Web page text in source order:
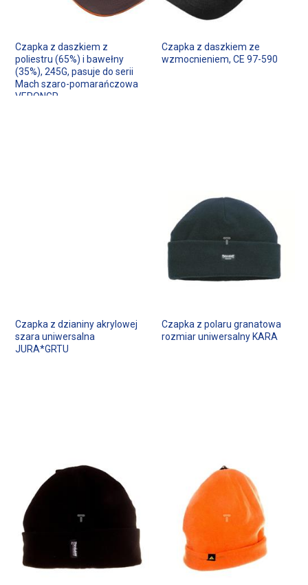
Czapka z daszkiem z
poliestru (65%) i bawełny
(35%), 245G, pasuje do serii
Mach szaro-pomarańczowa
VERONGR
Czapka z daszkiem ze
wzmocnieniem, CE 97-590
Czapka z dzianiny akrylowej
szara uniwersalna
JURA*GRTU
Czapka z polaru granatowa
rozmiar uniwersalny KARA